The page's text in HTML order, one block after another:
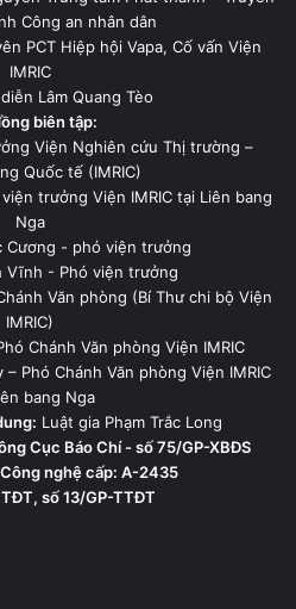
Công an nhân dân
PCT Hiệp hội Vapa, Cố vấn Viện
IMRIC
Lâm Quang Tèo
biên tập:
Viện Nghiên cứu Thị trường –
Quốc tế (IMRIC)
trưởng Viện IMRIC tại Liên bang
Nga
Cương - phó viện trưởng
Vĩnh - Phó viện trưởng
Văn phòng (Bí Thư chi bộ Viện
IMRIC)
Chánh Văn phòng Viện IMRIC
Phó Chánh Văn phòng Viện IMRIC
bang Nga
Luật gia Phạm Trắc Long
Cục Báo Chí - số 75/GP-XBĐS
nghệ cấp: A-2435
số 13/GP-TTĐT